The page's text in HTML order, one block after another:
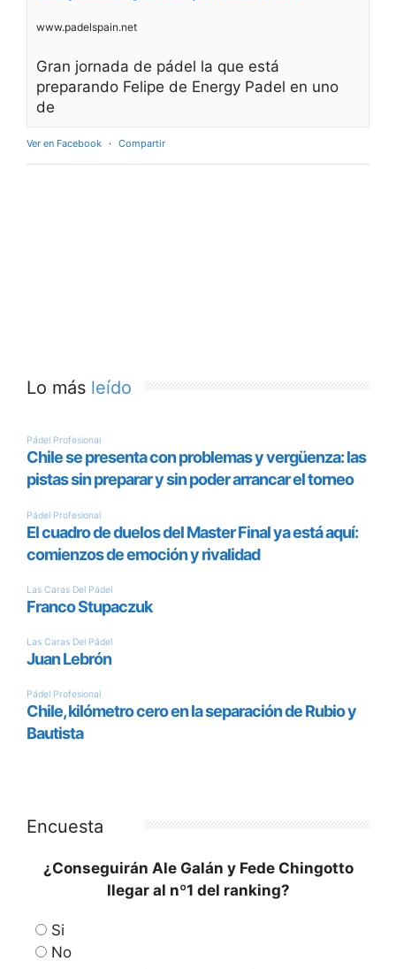
www.padelspain.net
Gran jornada de pádel la que está
preparando Felipe de Energy Padel en uno
de
Ver en Facebook · Compartir
Lo más leído
Encuesta
¿Conseguirán Ale Galán y Fede Chingotto
llegar al nº1 del ranking?
Si
No